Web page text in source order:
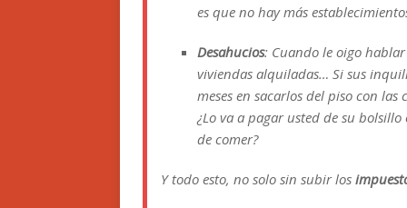
es que no hay más
Desahucios: Cuando le oigo
viviendas alquiladas… Si sus
meses en sacarlos del piso con
¿Lo va a pagar usted de su
de comer?
Y todo esto, no solo sin subir los